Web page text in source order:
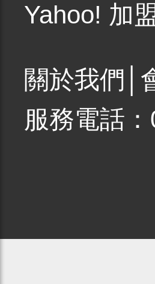
Yahoo! 加
關於我們
服務電話